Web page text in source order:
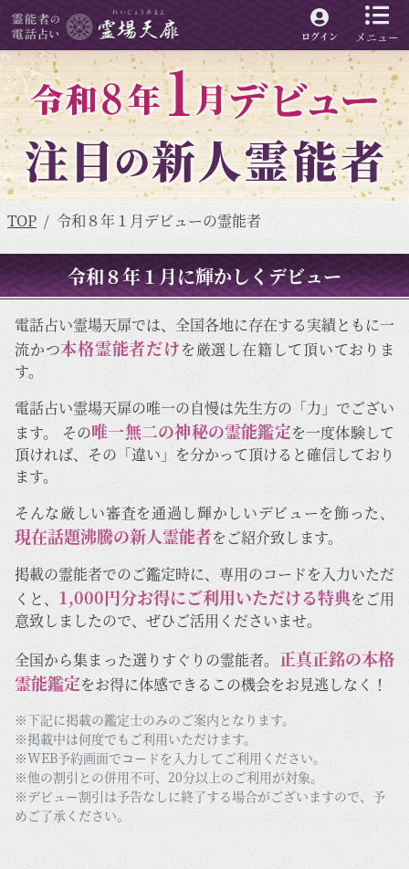
メニュー
ログイン
TOP 令和８年１月デビューの霊能者
令和８年１月に輝かしくデビュー
電話占い霊場天扉では、全国各地に存在する実績ともに一
流かつ本格霊能者だけを厳選し在籍して頂いておりま
す。
電話占い霊場天扉の唯一の自慢は先生方の「力」でござい
ます。 その唯一無二の神秘の霊能鑑定を一度体験して
頂ければ、その「違い」を分かって頂けると確信しており
ます。
そんな厳しい審査を通過し輝かしいデビューを飾った、
現在話題沸騰の新人霊能者をご紹介致します。
掲載の霊能者でのご鑑定時に、専用のコードを入力いただ
くと、 1,000円分お得にご利用いただける特典をご用
意致しましたので、ぜひご活用くださいませ。
全国から集まった選りすぐりの霊能者。 正真正銘の本格
霊能鑑定をお得に体感できるこの機会をお見逃しなく！
※下記に掲載の鑑定士のみのご案内となります。
※掲載中は何度でもご利用いただけます。
※WEB予約画面でコードを入力してご利用ください。
※他の割引との併用不可、20分以上のご利用が対象。
※デビュー割引は予告なしに終了する場合がございますので、予
めご了承ください。